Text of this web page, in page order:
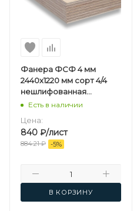
Фанера ФСФ 4 мм
2440х1220 мм сорт 4/4
нешлифованная
березовая
Есть в наличии
Цена:
840 ₽/лист
884.21₽ -5%
В КОРЗИНУ